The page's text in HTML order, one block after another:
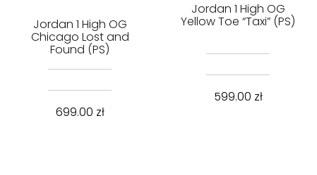
Jordan 1 High OG
Chicago Lost and
Found (PS)
699.00 zł
Jordan 1 High OG
Yellow Toe “Taxi” (PS)
599.00 zł